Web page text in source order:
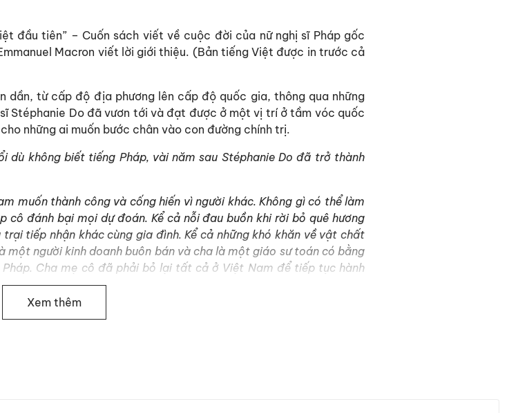
đầu tiên” – Cuốn sách viết về cuộc đời của nữ nghị sĩ Pháp gốc
Macron viết lời giới thiệu. (Bản tiếng Việt được in trước cả
dần, từ cấp độ địa phương lên cấp độ quốc gia, thông qua những
Stéphanie Do đã vươn tới và đạt được ở một vị trí ở tầm vóc quốc
những ai muốn bước chân vào con đường chính trị.
dù không biết tiếng Pháp, vài năm sau Stéphanie Do đã trở thành
muốn thành công và cống hiến vì người khác. Không gì có thể làm
đánh bại mọi dự đoán. Kể cả nỗi đau buồn khi rời bỏ quê hương
tiếp nhận khác cùng gia đình. Kể cả những khó khăn về vật chất
một người kinh doanh buôn bán và cha là một giáo sư toán có bằng
Cha mẹ cô đã phải bỏ lại tất cả ở Việt Nam để tiếp tục hành
Stéphanie Do đã chứng tỏ bản thân xứng đáng với sự kỳ vọng
đến cho mình và đã đền đáp cho nước Pháp gấp trăm lần.”
Xem thêm